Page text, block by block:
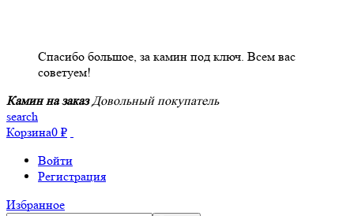
Спасибо большое, за камин под ключ. Всем вас
советуем!
Камин на заказ Довольный покупатель
search
Корзина0 ₽
Войти
Регистрация
Избранное